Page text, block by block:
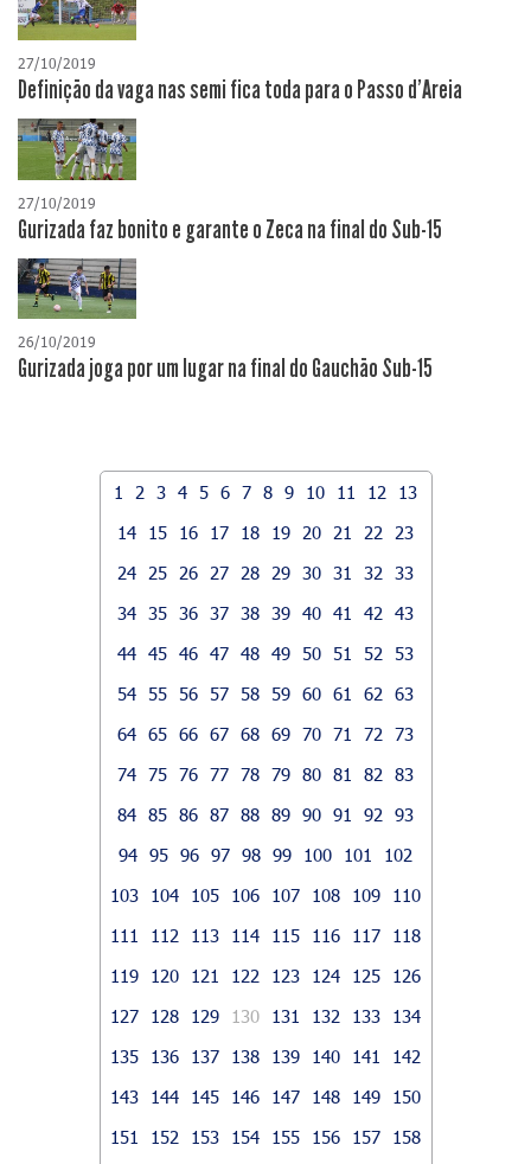
27/10/2019
Definição da vaga nas semi fica toda para o Passo d'Areia
27/10/2019
Gurizada faz bonito e garante o Zeca na final do Sub-15
26/10/2019
Gurizada joga por um lugar na final do Gauchão Sub-15
1 2 3 4 5 6 7 8 9 10 11 12
13
14
15 16 17 18 19 20 21 22
23
24
25 26 27 28 29 30 31 32
33
34 35 36 37 38 39 40 41 42
43
44 45 46 47 48 49 50 51 52
53
54 55 56 57 58 59 60 61 62
63
64 65 66 67 68 69 70 71 72
73
74 75 76 77 78 79 80 81 82
83
84 85 86 87 88 89 90 91 92
93
94 95 96 97 98 99 100 101
102
103
104 105 106 107 108 109
110
111
112 113 114 115 116 117
118
119
120 121 122 123 124 125
126
127
128 129 130 131 132 133
134
135
136 137 138 139 140 141
142
143
144 145 146 147 148 149
150
151
152 153 154 155 156 157
158